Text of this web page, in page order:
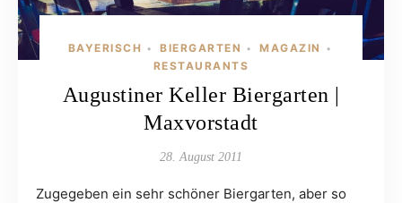
BAYERISCH • BIERGARTEN • MAGAZIN •
RESTAURANTS
Augustiner Keller Biergarten |
Maxvorstadt
28. August 2011
Zugegeben ein sehr schöner Biergarten, aber so